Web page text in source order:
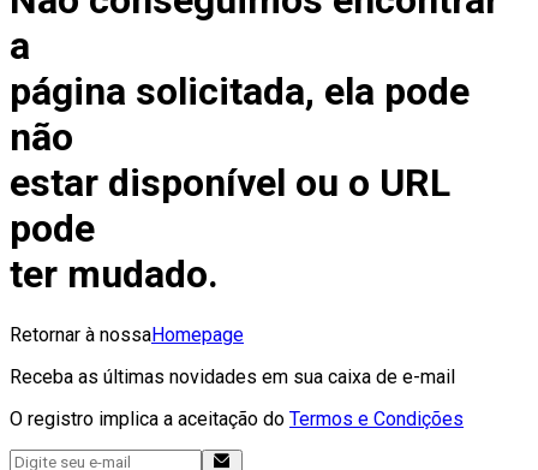
a
página solicitada, ela pode
não
estar disponível ou o URL
pode
ter mudado.
Retornar à nossaHomepage
Receba as últimas novidades em sua caixa de e-mail
O registro implica a aceitação do Termos e Condições